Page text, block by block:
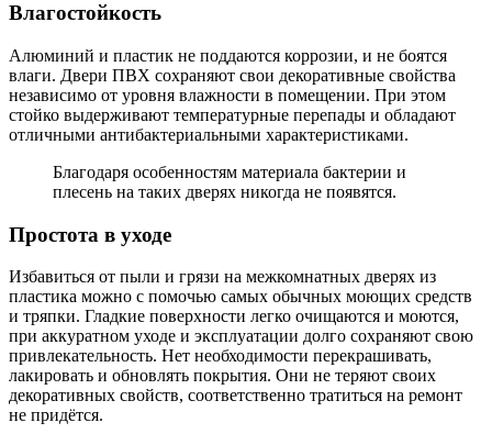
Влагостойкость
Алюминий и пластик не поддаются коррозии, и не боятся
влаги. Двери ПВХ сохраняют свои декоративные свойства
независимо от уровня влажности в помещении. При этом
стойко выдерживают температурные перепады и обладают
отличными антибактериальными характеристиками.
Благодаря особенностям материала бактерии и
плесень на таких дверях никогда не появятся.
Простота в уходе
Избавиться от пыли и грязи на межкомнатных дверях из
пластика можно с помочью самых обычных моющих средств
и тряпки. Гладкие поверхности легко очищаются и моются,
при аккуратном уходе и эксплуатации долго сохраняют свою
привлекательность. Нет необходимости перекрашивать,
лакировать и обновлять покрытия. Они не теряют своих
декоративных свойств, соответственно тратиться на ремонт
не придётся.